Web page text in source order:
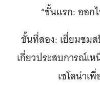
“ขั้นแรก: ออก
ขั้นที่สอง: เยี่ยมชม
เกี่ยวประสบการณ์เ
เซโลน่าเ